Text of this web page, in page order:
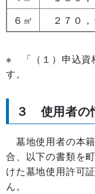
６㎡
２７０
※ 「（１）申込資
す。
３ 使用者の
墓地使用者の本
合、以下の書類を
けた墓地使用許可
ん。